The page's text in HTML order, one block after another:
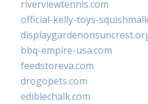
riverviewtennis.com
official-kelly-toys-
bbq-empire-usa.com
feedstoreva.com
drogopets.com
ediblechalk.com